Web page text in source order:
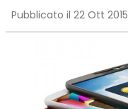
Pubblicato il 22 Ott 2015